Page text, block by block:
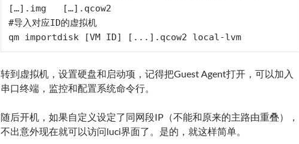
[…].img   […].qcow2
#导入对应ID的虚拟机
qm importdisk [VM ID] [...].qcow2 local-lvm
转到虚拟机，设置硬盘和启动项，记得把Guest Agent打开，可以加入
串口终端，监控和配置系统命令行。
随后开机，如果自定义设定了同网段IP（不能和原来的主路由重叠），
不出意外现在就可以访问luci界面了。是的，就这样简单。